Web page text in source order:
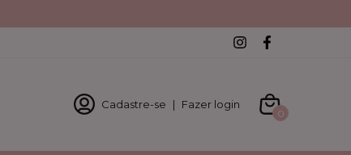
Cadastre-se | Fazer login
0